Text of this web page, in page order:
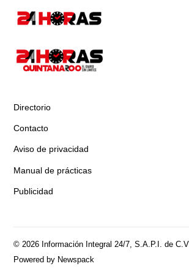
Directorio
Contacto
Aviso de privacidad
Manual de prácticas
Publicidad
© 2026 Información Integral 24/7, S.A.P.I. de C.V
Powered by Newspack